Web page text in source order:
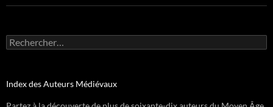
Rechercher :
Index des Auteurs Médiévaux